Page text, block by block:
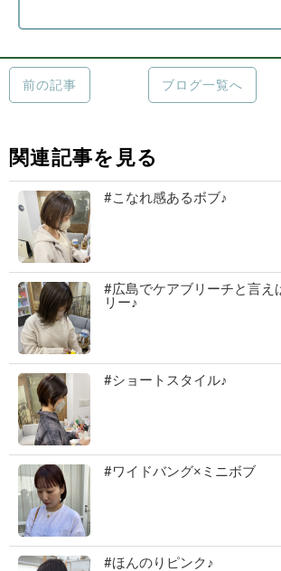
前の記事 ブログ一覧へ
関連記事を見る
#こなれ感あるボブ♪
#広島でケアブリーチと言え
リー♪
#ショートスタイル♪
#ワイドバング×ミニボブ
#ほんのりピンク♪